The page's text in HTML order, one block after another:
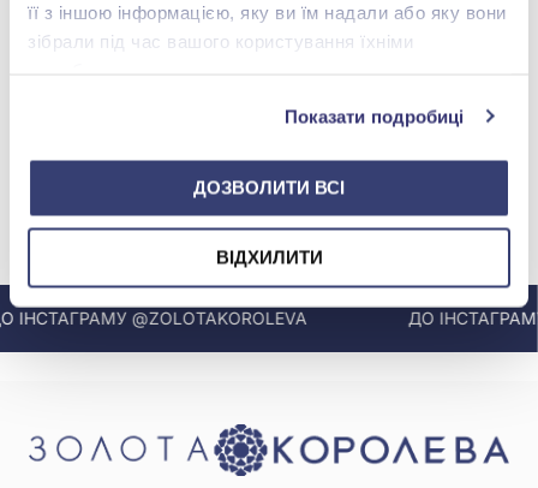
її з іншою інформацією, яку ви їм надали або яку вони
зібрали під час вашого користування їхніми
Показати подробиці
ДОЗВОЛИТИ ВСІ
ВІДХИЛИТИ
МИ У INSTAGRAM
@ZOLOTAKOROLEVA ДО ІНСТАГРАМУ